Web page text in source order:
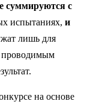
суммируются с
испытаниях, и
лишь для
проводимым
на основе